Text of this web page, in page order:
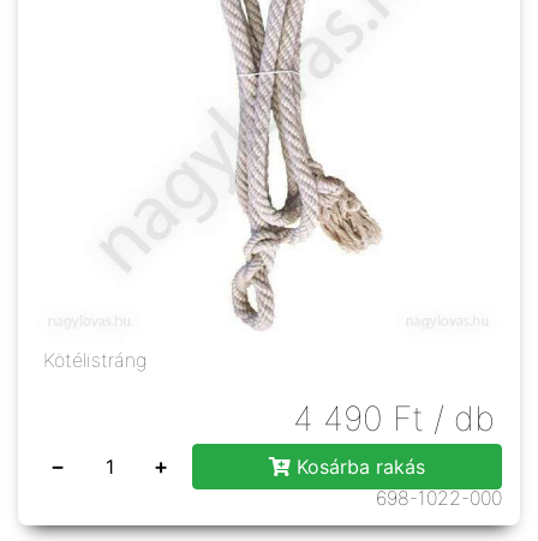
Kötélistráng
4 490 Ft / db
− +
Kosárba rakás
698-1022-000